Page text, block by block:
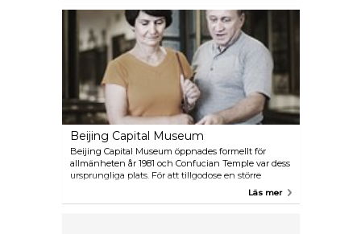
djur så som delfiner och sälar. En rolig attraktion för
både vuxna och barn.
Beijing Capital Museum
Beijing Capital Museum öppnades formellt för
allmänheten år 1981 och Confucian Temple var dess
ursprungliga plats. För att tillgodose en större
samling byggde man ett nytt museum i december
2001. Det finns totalt 5 622 kulturlämningar här som
Läs mer